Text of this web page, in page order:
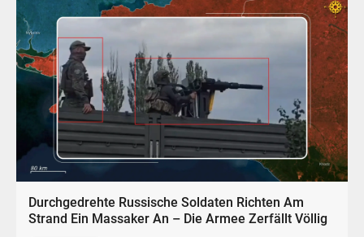
Durchgedrehte Russische Soldaten Richten Am
Strand Ein Massaker An – Die Armee Zerfällt Völlig